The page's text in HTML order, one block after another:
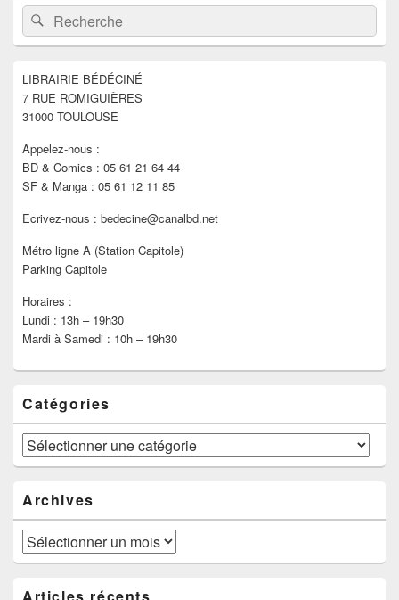
principale
de
widget
barre
latérale
Recherche :Rechercher
LIBRAIRIE BÉDÉCINÉ
7 RUE ROMIGUIÈRES
31000 TOULOUSE
Appelez-nous :
BD & Comics : 05 61 21 64 44
SF & Manga : 05 61 12 11 85
Ecrivez-nous : bedecine@canalbd.net
Métro ligne A (Station Capitole)
Parking Capitole
Horaires :
Lundi : 13h – 19h30
Mardi à Samedi : 10h – 19h30
Catégories
Catégories
Archives
Archives